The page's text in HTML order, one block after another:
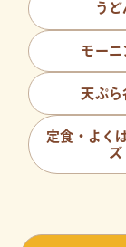
うど
モーニ
天ぷら
定食・よく
ズ